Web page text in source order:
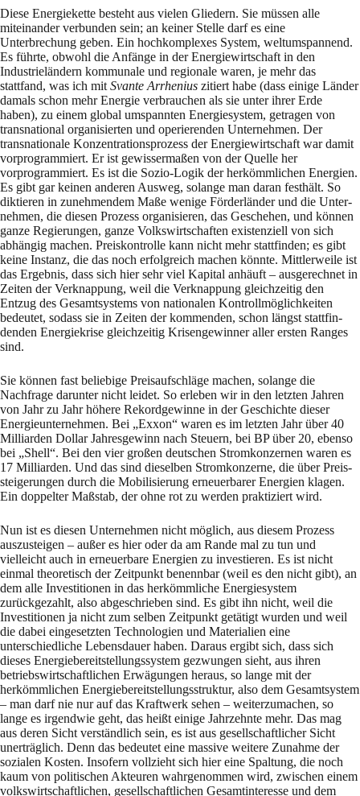
Diese Energiekette besteht aus vielen Gliedern. Sie müssen alle
miteinander verbunden sein; an keiner Stelle darf es eine
Unterbrechung geben. Ein hochkomplexes System, weltumspan­nend.
Es führte, obwohl die Anfänge in der Energiewirtschaft in den
Industrieländern kom­munale und regionale waren, je mehr das
stattfand, was ich mit Svante Arrhenius zitiert habe (dass einige Länder
damals schon mehr Energie verbrauchen als sie unter ihrer Erde
haben), zu einem global umspannten Energiesystem, getragen von
transnational organisierten und operierenden Unter­nehmen. Der
transnationale Konzentrationsprozess der Energiewirtschaft war damit
vorpro­grammiert. Er ist gewissermaßen von der Quelle her
vorprogrammiert. Es ist die Sozio-Logik der herkömmlichen Energien.
Es gibt gar keinen anderen Ausweg, so­lange man daran festhält. So
diktieren in zunehmendem Maße wenige Förderländer und die Un­ter­
nehmen, die diesen Prozess organisieren, das Geschehen, und können
ganze Re­gie­run­gen, ganze Volkswirtschaften existenzi­ell von sich
abhängig machen. Preiskontrolle kann nicht mehr stattfinden; es gibt
keine Instanz, die das noch erfolgreich machen könnte. Mitt­lerweile ist
das Ergebnis, dass sich hier sehr viel Kapital anhäuft – ausgerechnet in
Zei­ten der Ver­knappung, weil die Verknappung gleichzeitig den
Entzug des Gesamtsystems von na­tio­na­len Kontrollmöglichkeiten
bedeutet, sodass sie in Zeiten der kommenden, schon längst stattfin­
denden Energiekrise gleichzeitig Krisengewinner aller ersten Ranges
sind.
Sie können fast beliebige Preisaufschläge machen, solange die
Nachfrage darunter nicht lei­det. So erleben wir in den letzten Jahren
von Jahr zu Jahr höhere Rekordgewinne in der Ge­schichte dieser
Energieunternehmen. Bei „Exxon“ waren es im letzten Jahr über 40
Milliarden Dollar Jah­resgewinn nach Steuern, bei BP über 20, ebenso
bei „Shell“. Bei den vier großen deutschen Stromkonzernen waren es
17 Milliarden. Und das sind dieselben Stromkonzerne, die über Preis­
steigerungen durch die Mobilisierung erneuerbarer Energien klagen.
Ein dop­pelter Maßstab, der ohne rot zu werden praktiziert wird.
Nun ist es diesen Unternehmen nicht möglich, aus diesem Prozess
auszusteigen – außer es hier oder da am Rande mal zu tun und
vielleicht auch in erneuerbare Energien zu investieren. Es ist nicht
einmal theoretisch der Zeitpunkt benennbar (weil es den nicht gibt), an
dem alle Investitio­nen in das herkömmliche Energiesystem
zurückgezahlt, also abgeschrieben sind. Es gibt ihn nicht, weil die
Investitionen ja nicht zum selben Zeitpunkt getätigt wurden und weil
die dabei eingesetzten Technologien und Materialien eine
unterschiedliche Lebensdauer ha­ben. Daraus ergibt sich, dass sich
dieses Energiebereitstellungssystem gezwungen sieht, aus ihren
betriebs­wirtschaftlichen Erwägungen heraus, so lange mit der
herkömmlichen Energie­bereitstellungs­struktur, also dem Gesamtsystem
– man darf nie nur auf das Kraftwerk sehen – weiterzumachen, so
lange es irgendwie geht, das heißt einige Jahrzehnte mehr. Das mag
aus deren Sicht verständ­lich sein, es ist aus gesellschaftlicher Sicht
unerträglich. Denn das be­deutet eine massive weitere Zunahme der
sozialen Kosten. Insofern vollzieht sich hier eine Spaltung, die noch
kaum von po­litischen Akteuren wahrgenommen wird, zwischen einem
volks­wirtschaftlichen, gesellschaftli­chen Gesamtinteresse und dem